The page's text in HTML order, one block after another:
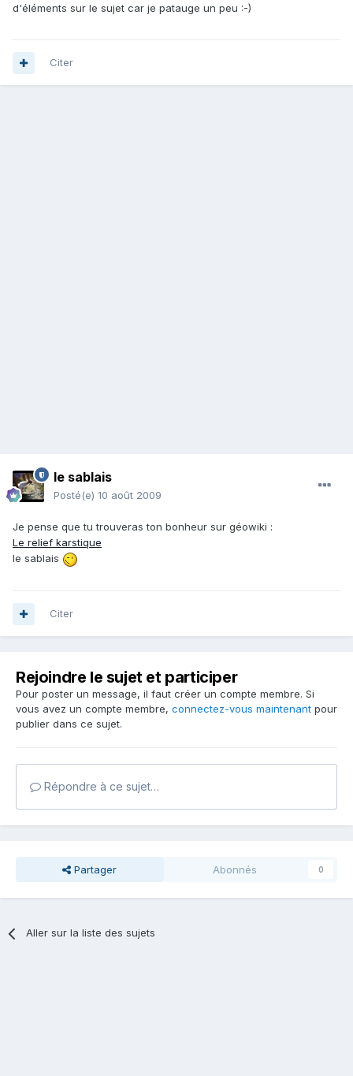
d'éléments sur le sujet car je patauge un peu :-)
Citer
le sablais
Posté(e) 10 août 2009
Je pense que tu trouveras ton bonheur sur géowiki :
Le relief karstique
le sablais
Citer
Rejoindre le sujet et participer
Pour poster un message, il faut créer un compte membre. Si
vous avez un compte membre, connectez-vous maintenant pour
publier dans ce sujet.
Répondre à ce sujet…
Partager Abonnés 0
Aller sur la liste des sujets